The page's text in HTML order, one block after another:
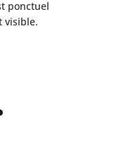
ponctuel
visible.